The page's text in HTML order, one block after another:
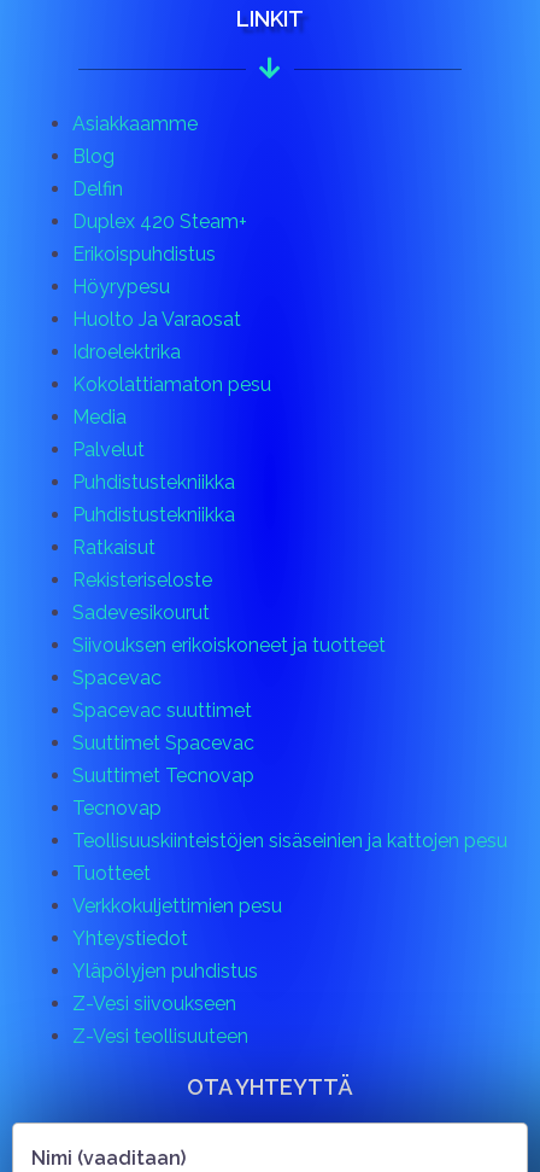
LINKIT
Asiakkaamme
Blog
Delfin
Duplex 420 Steam+
Erikoispuhdistus
Höyrypesu
Huolto Ja Varaosat
Idroelektrika
Kokolattiamaton pesu
Media
Palvelut
Puhdistustekniikka
Puhdistustekniikka
Ratkaisut
Rekisteriseloste
Sadevesikourut
Siivouksen erikoiskoneet ja tuotteet
Spacevac
Spacevac suuttimet
Suuttimet Spacevac
Suuttimet Tecnovap
Tecnovap
Teollisuuskiinteistöjen sisäseinien ja kattojen pesu
Tuotteet
Verkkokuljettimien pesu
Yhteystiedot
Yläpölyjen puhdistus
Z-Vesi siivoukseen
Z-Vesi teollisuuteen
OTA YHTEYTTÄ
Nimi (vaaditaan)